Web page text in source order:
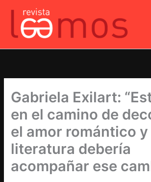
contenido
Gabriela Exilart:
en el camino de
el amor romántico y
literatura debería
acompañar ese